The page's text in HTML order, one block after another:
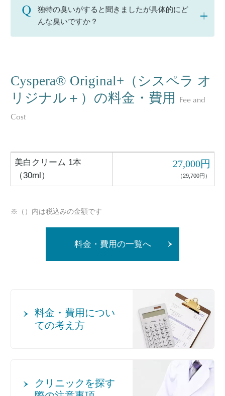
独特の臭いがすると聞きましたが具体的にど
んな臭いですか？
Cyspera® Original+（シスペラ オ
リジナル＋）の料金・費用 Fee and
Cost
美白クリーム 1本
（30ml）
27,000円
（29,700円）
※（）内は税込みの金額です
料金・費用の一覧へ
料金・費用につい
ての考え方
クリニックを探す